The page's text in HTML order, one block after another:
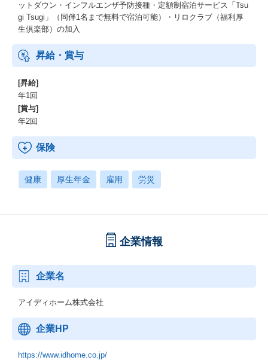
ットダウン・インフルエンザ予防接種・定額制宿泊サービス「Tsu
gi Tsugi」（同伴1名まで無料で宿泊可能）・リロクラブ（福利厚
生倶楽部）の加入
昇給・賞与
[昇給]
年1回
[賞与]
年2回
保険
健康 厚生年金 雇用 労災
企業情報
企業名
アイディホーム株式会社
企業HP
https://www.idhome.co.jp/